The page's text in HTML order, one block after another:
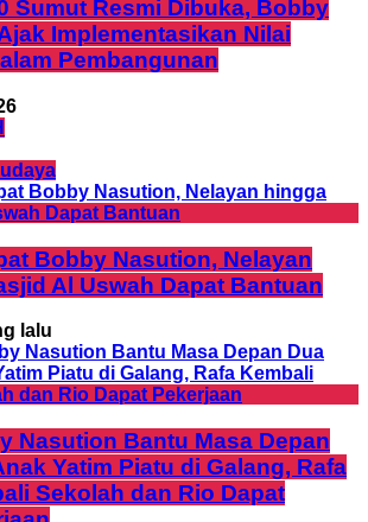
Sumut Resmi Dibuka, Bobby
Implementasikan Nilai
Pembangunan
Bobby Nasution, Nelayan
Al Uswah Dapat Bantuan
lalu
Nasution Bantu Masa Depan
Yatim Piatu di Galang, Rafa
Sekolah dan Rio Dapat